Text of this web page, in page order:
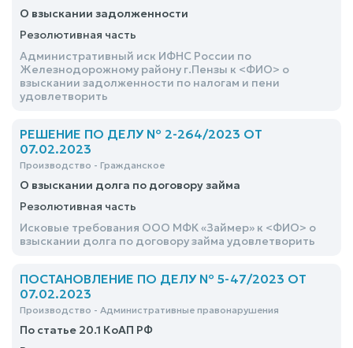
О взыскании задолженности
Резолютивная часть
Административный иск ИФНС России по
Железнодорожному району г.Пензы к <ФИО> о
взыскании задолженности по налогам и пени
удовлетворить
РЕШЕНИЕ ПО ДЕЛУ № 2-264/2023 ОТ
07.02.2023
Производство - Гражданское
О взыскании долга по договору займа
Резолютивная часть
Исковые требования ООО МФК «Займер» к <ФИО> о
взыскании долга по договору займа удовлетворить
ПОСТАНОВЛЕНИЕ ПО ДЕЛУ № 5-47/2023 ОТ
07.02.2023
Производство - Административные правонарушения
По статье 20.1 КоАП РФ